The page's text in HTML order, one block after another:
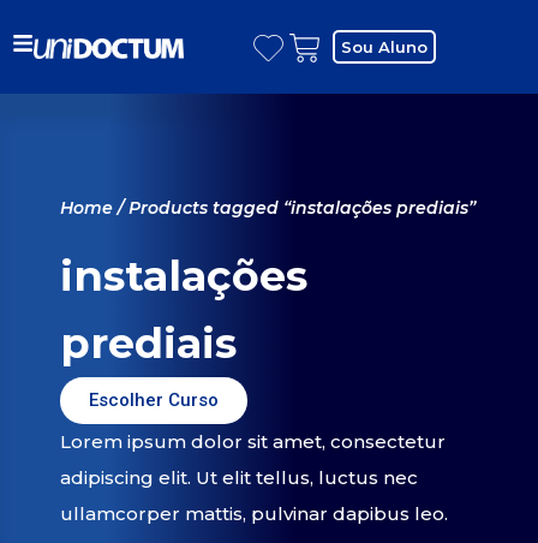
Sou Aluno
Home/ Products tagged “instalações prediais”
instalações
prediais
Escolher Curso
Lorem ipsum dolor sit amet, consectetur
adipiscing elit. Ut elit tellus, luctus nec
ullamcorper mattis, pulvinar dapibus leo.